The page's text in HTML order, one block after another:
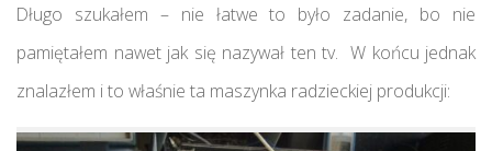
Długo szukałem – nie łatwe to było zadanie, bo nie
pamiętałem nawet jak się nazywał ten tv. W końcu jednak
znalazłem i to właśnie ta maszynka radzieckiej produkcji: